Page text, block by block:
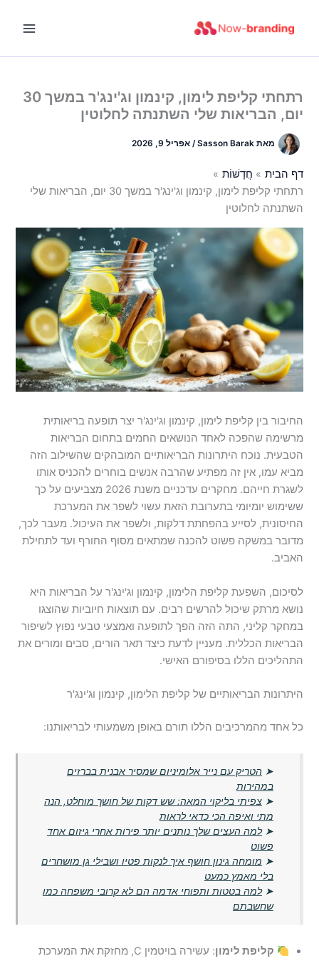
רתחתי קליפת לימון, קינמון וג'ינג'ר במשך 30
יום, הבריאות שלי השתנתה לחלוטין
מאתSasson Barak
/אפריל 9, 2026
דף הבית
חֲדָשׁוֹת
רתחתי קליפת לימון, קינמון וג'ינג'ר במשך 30 יום, הבריאות שלי
השתנתה לחלוטין
החיבור בין קליפת לימון, קינמון וג'ינג'ר יצר תופעה בריאותית
מרשימה שהפכה לאחד הנושאים החמים בתחום הבריאות
הטבעית. נוכח היתרונות הבריאותיים המובהקים שהשילוב הזה
מביא עמו, אין זה מפתיע שהרבה אנשים בוחרים להכניס אותו
לשגרת חייהם. מחקרים עדכניים משנת 2026 מצביעים על כך
ששימוש יומיומי בתערובת הזאת עשוי לשפר את המערכת
החיסונית, לסייע בהפחתת דלקות, ולשפר את העיכול. מעבר לכך,
מדובר במשקה פשוט להכנה שמתאים מסוף החורף ועד לתחילת
האביב.
לסיכום, השפעת קליפת הלימון, קינמון וג'ינג'ר על הבריאות היא
נושא מרתק שיכול להרשים רבים. עם תוצאות חיוביות שהוצגו
במחקר קליני, התה הזה הפך לתופעה ואמצעי טבעי נפוץ לשיפור
הבריאות הכללית. מעניין לדעת כיצד תאר הורים, סבים ומורים את
התהליכים הללו בסיפורם האישי.
היתרונות הבריאותיים של קליפת הלימון, קינמון וג'ינג'ר
כל אחד מהמרכיבים הללו תורם באופן משמעותי לבריאותנו:
➤ הטריק עם נייר אלומיניום שמסיר אבנית בברזים
במהירות
➤צפיתי בליקוי המאה: שש דקות של חושך מוחלט, הנה
מתי ואיפה הכי כדאי לראות
➤למה העצים שלך נותנים יותר פירות אחרי גיזום אחד
פשוט
➤ מומחה גינון חושף איך לנקות פטיו ושבילי גן מושחרים
בלי מאמץ כמעט
➤למה בטטות ותפוחי אדמה הם לא קרובי משפחה כמו
שחשבתם
קליפת לימון
: עשירה בויטמין C, מחזקת את המערכת